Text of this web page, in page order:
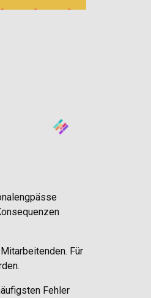
Für
Fehler